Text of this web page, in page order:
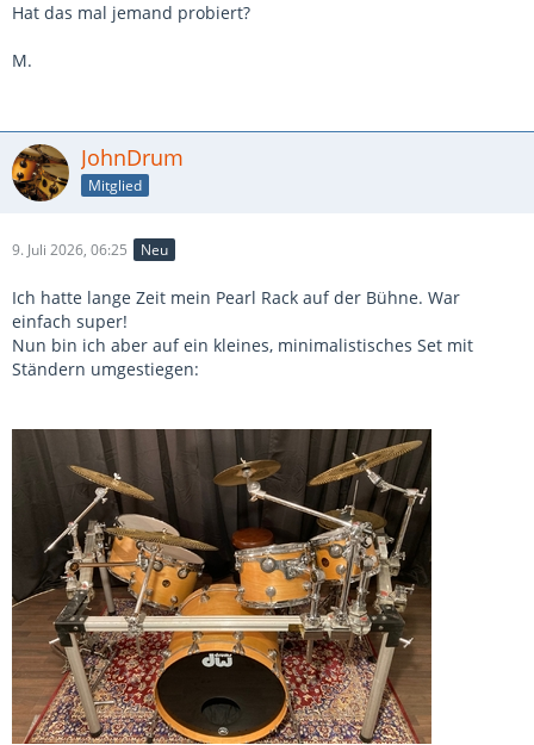
Hat das mal jemand probiert?
M.
JohnDrum
Mitglied
9. Juli 2026, 06:25 Neu
Ich hatte lange Zeit mein Pearl Rack auf der Bühne. War
einfach super!
Nun bin ich aber auf ein kleines, minimalistisches Set mit
Ständern umgestiegen: